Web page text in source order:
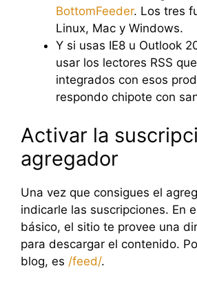
BottomFeeder. Los tres
Linux, Mac y Windows.
Y si usas IE8 u Outlook
usar los lectores RSS
integrados con esos
respondo chipote con
Activar la
agregador
Una vez que consigues el
indicarle las suscripciones. En
básico, el sitio te provee una
para descargar el contenido.
blog, es /feed/.